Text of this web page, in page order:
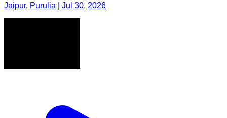
Jaipur, Purulia | Jul 30, 2026